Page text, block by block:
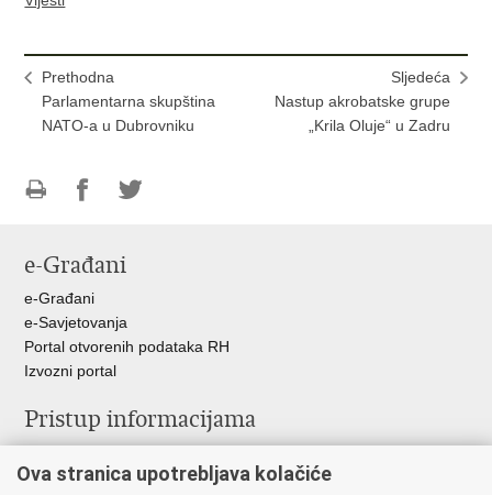
Prethodna
Parlamentarna skupština
NATO-a u Dubrovniku
Sljedeća
Nastup akrobatske grupe
„Krila Oluje“ u Zadru
FacebookuTwitteru
e-Građani
e-Građani
e-Savjetovanja
Portal otvorenih podataka RH
Izvozni portal
Pristup informacijama
Izjava o pristupačnosti
Ova stranica upotrebljava kolačiće